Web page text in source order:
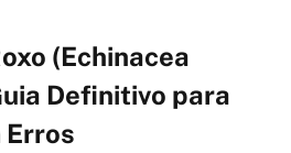
(Echinacea
Definitivo para
Erros